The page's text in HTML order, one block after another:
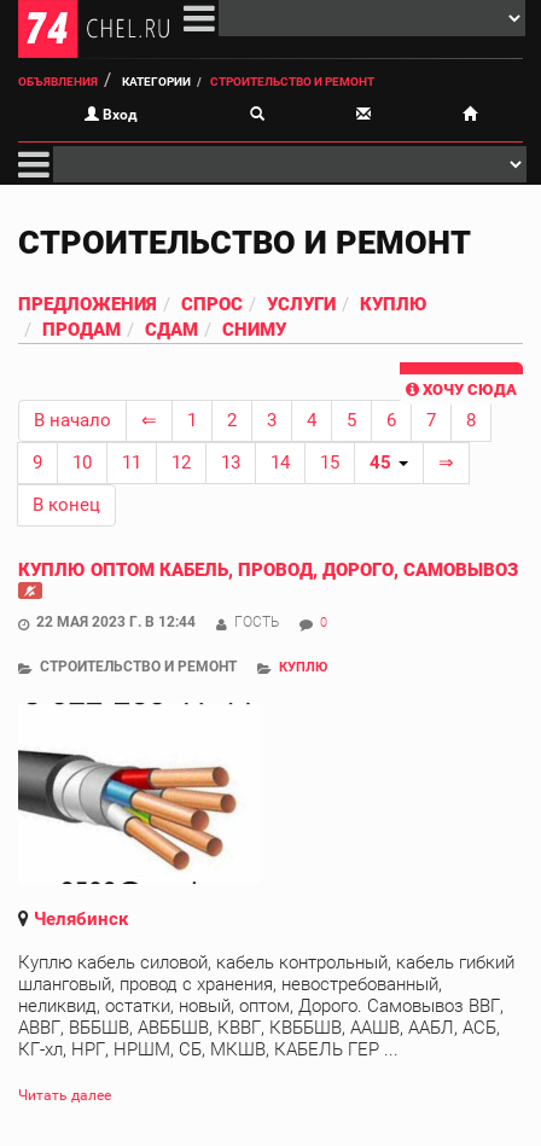
ОБЪЯВЛЕНИЯ КАТЕГОРИИ СТРОИТЕЛЬСТВО И РЕМОНТ
Вход
СТРОИТЕЛЬСТВО И РЕМОНТ
ПРЕДЛОЖЕНИЯ СПРОС УСЛУГИ
КУПЛЮ
ПРОДАМ
СДАМ СНИМУ
ХОЧУ СЮДА
В начало ⇐ 1 2 3 4 5 6 7
8
9
10 11 12 13 14 15 45
⇒
В конец
КУПЛЮ ОПТОМ КАБЕЛЬ, ПРОВОД, ДОРОГО, САМОВЫВОЗ
22 МАЯ 2023 Г. В 12:44 ГОСТЬ 0
СТРОИТЕЛЬСТВО И РЕМОНТ КУПЛЮ
Челябинск
Куплю кабель силовой, кабель контрольный, кабель гибкий
шланговый, провод с хранения, невостребованный,
неликвид, остатки, новый, оптом, Дорого. Самовывоз ВВГ,
АВВГ, ВББШВ, АВББШВ, КВВГ, КВББШВ, ААШВ, ААБЛ, АСБ,
КГ-хл, НРГ, НРШМ, СБ, МКШВ, КАБЕЛЬ ГЕР ...
Читать далее